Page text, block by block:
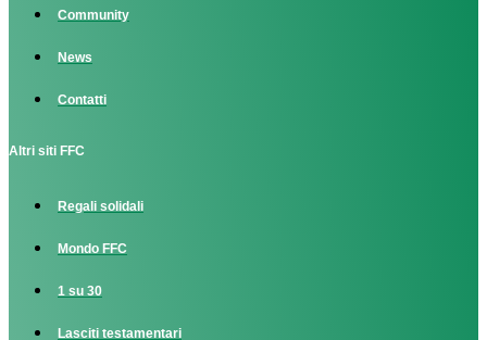
Community
News
Contatti
Altri siti FFC
Regali solidali
Mondo FFC
1 su 30
Lasciti testamentari